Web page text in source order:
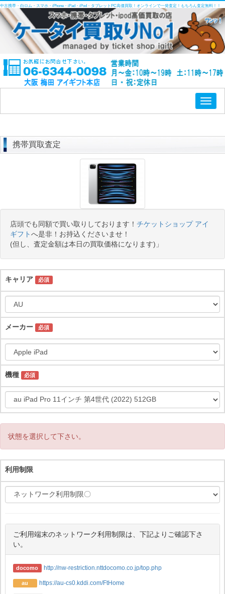
中古携帯・白ロム・スマホ・iPhone・iPad・iPod・タブレットPC高価買取！オンラインで一発査定！もちろん査定無料！！
携帯買取査定
店頭でも同額で買い取りしております！ チケットショップ アイ
ギフトへ是非！お持込くださいませ！
(但し、査定金額は本日の買取価格になります)」
キャリア 必須
メーカー 必須
機種 必須
状態を選択して下さい。
利用制限
ご利用端末のネットワーク利用制限は、下記よりご確認下さ
い。
docomo http://nw-restriction.nttdocomo.co.jp/top.php
au https://au-cs0.kddi.com/FtHome